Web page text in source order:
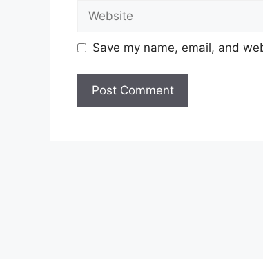
Website
Save my name, email, and